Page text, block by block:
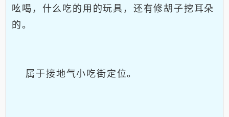
吆喝，什么吃的用的玩具，还有修胡子挖耳朵
的。
属于接地气小吃街定位。